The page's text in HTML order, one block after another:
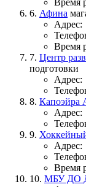
6. Афина
Адрес:
Время
7. Центр
подготовки
Адрес:
8. Капоэйра
Адрес:
9.
Адрес:
Время
10. МБУ ДО